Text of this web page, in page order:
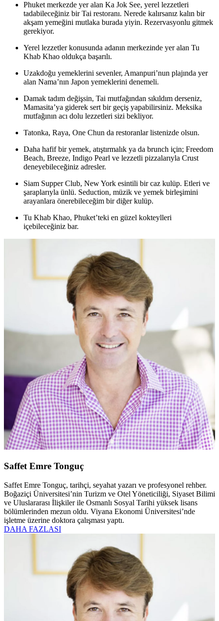
Phuket merkezde yer alan Ka Jok See, yerel lezzetleri
tadabileceğiniz bir Tai restoranı. Nerede kalırsanız kalın bir
akşam yemeğini mutlaka burada yiyin. Rezervasyonlu gitmek
gerekiyor.
Yerel lezzetler konusunda adanın merkezinde yer alan Tu
Khab Khao oldukça başarılı.
Uzakdoğu yemeklerini sevenler, Amanpuri’nun plajında yer
alan Nama’nın Japon yemeklerini denemeli.
Damak tadım değişsin, Tai mutfağından sıkıldım derseniz,
Mamasita’ya giderek sert bir geçiş yapabilirsiniz. Meksika
mutfağının acı dolu lezzetleri sizi bekliyor.
Tatonka, Raya, One Chun da restoranlar listenizde olsun.
Daha hafif bir yemek, atıştırmalık ya da brunch için; Freedom
Beach, Breeze, Indigo Pearl ve lezzetli pizzalarıyla Crust
deneyebileceğiniz adresler.
Siam Supper Club, New York esintili bir caz kulüp. Etleri ve
şaraplarıyla ünlü. Seduction, müzik ve yemek birleşimini
arayanlara önerebileceğim bir diğer kulüp.
Tu Khab Khao, Phuket’teki en güzel kokteylleri
içebileceğiniz bar.
Saffet Emre Tonguç
Saffet Emre Tonguç, tarihçi, seyahat yazarı ve profesyonel rehber.
Boğaziçi Üniversitesi’nin Turizm ve Otel Yöneticiliği, Siyaset Bilimi
ve Uluslararası İlişkiler ile Osmanlı Sosyal Tarihi yüksek lisans
bölümlerinden mezun oldu. Viyana Ekonomi Üniversitesi’nde
işletme üzerine doktora çalışması yaptı.
DAHA FAZLASI